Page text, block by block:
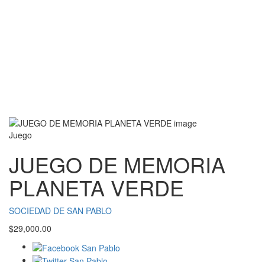
Juego
JUEGO DE MEMORIA
PLANETA VERDE
SOCIEDAD DE SAN PABLO
$29,000.00